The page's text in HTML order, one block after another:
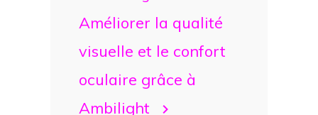
Améliorer la qualité
visuelle et le confort
oculaire grâce à
Ambilight